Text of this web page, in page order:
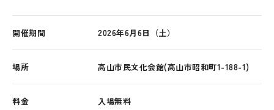
開催期間 2026年6月6日（土）
場所 高山市民文化会館(高山市昭和町1-188-1)
料金 入場無料